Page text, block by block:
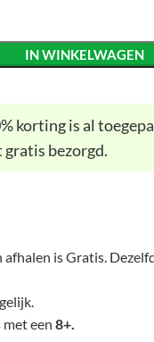
IN WINKELWAGEN
korting is al
bezorgd.
is Gratis.
een 8+.